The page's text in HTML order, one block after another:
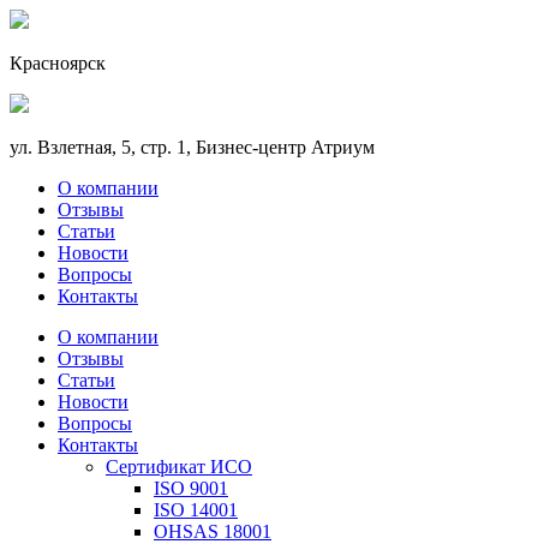
Красноярск
ул. Взлетная, 5, стр. 1, Бизнес-центр Атриум
О компании
Отзывы
Статьи
Новости
Вопросы
Контакты
О компании
Отзывы
Статьи
Новости
Вопросы
Контакты
Сертификат ИСО
ISO 9001
ISO 14001
OHSAS 18001